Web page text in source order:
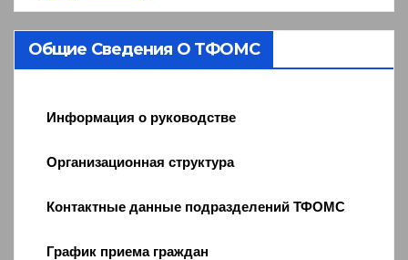
Общие Сведения О ТФОМС
Информация о руководстве
Организационная структура
Контактные данные подразделений ТФОМС
График приема граждан